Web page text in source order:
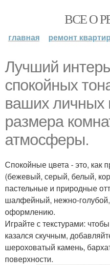
ВСЕ О
главная ремонт квартир
Лучший
спокойных
ваших личных
размера
атмосферы.
Спокойные цвета - это, как
(бежевый, серый, белый,
пастельные и природные
шалфейный, нежно-
оформлению.
Играйте с текстурами:
казался скучным,
шероховатый камень,
поверхности.